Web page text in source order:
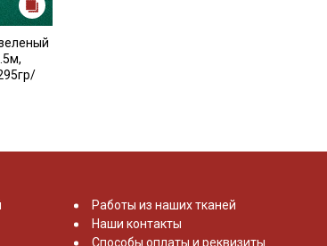
Работы из наших тканей
Наши контакты
Способы оплаты и реквизиты